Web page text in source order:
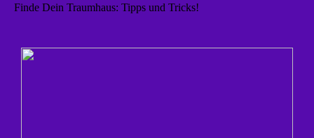
Finde Dein Traumhaus: Tipps und Tricks!